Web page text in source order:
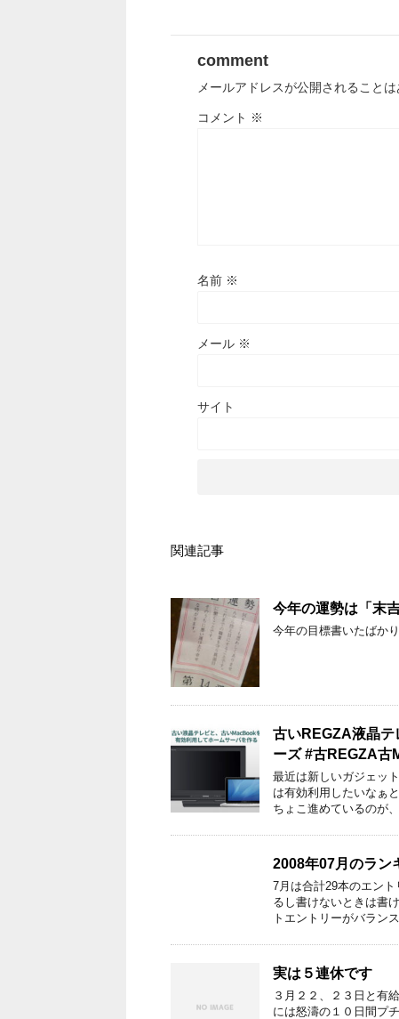
comment
メールアドレスが公開されることは
コメント ※
名前 ※
メール ※
サイト
関連記事
今年の運勢は「末吉
今年の目標書いたばか
古いREGZA液晶
ーズ #古REGZA古
最近は新しいガジェッ
は有効利用したいなぁ
ちょこ進めているのが
2008年07月のラン
7月は合計29本のエン
るし書けないときは書
トエントリーがバラン
実は５連休です
３月２２、２３日と有
には怒濤の１０日間プ